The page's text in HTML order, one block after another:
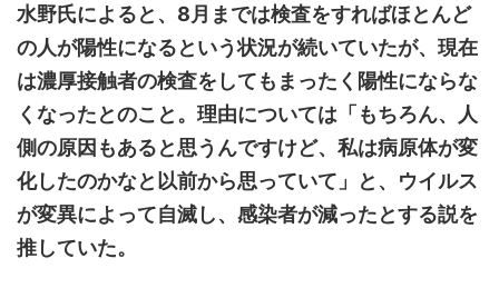
水野氏によると、8月までは検査をすればほとんど
の人が陽性になるという状況が続いていたが、現在
は濃厚接触者の検査をしてもまったく陽性にならな
くなったとのこと。理由については「もちろん、人
側の原因もあると思うんですけど、私は病原体が変
化したのかなと以前から思っていて」と、ウイルス
が変異によって自滅し、感染者が減ったとする説を
推していた。